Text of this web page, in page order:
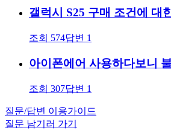
갤럭시 S25 구매 조건에 대
조회 574답변 1
아이폰에어 사용하다보니
조회 307답변 1
질문/답변 이용가이드
질문 남기러 가기